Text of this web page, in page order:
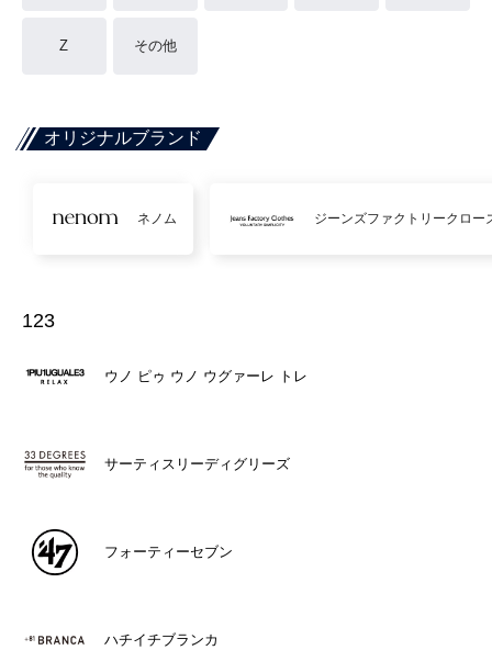
Z その他
オリジナルブランド
ネノム ジーンズファクトリークロー
123
ウノ ピゥ ウノ ウグァーレ トレ
サーティスリーディグリーズ
フォーティーセブン
ハチイチブランカ